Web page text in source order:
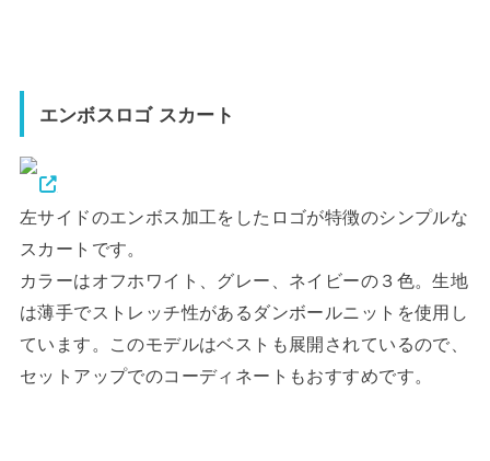
エンボスロゴ スカート
左サイドのエンボス加工をしたロゴが特徴のシンプルな
スカートです。
カラーはオフホワイト、グレー、ネイビーの３色。生地
は薄手でストレッチ性があるダンボールニットを使用し
ています。このモデルはベストも展開されているので、
セットアップでのコーディネートもおすすめです。